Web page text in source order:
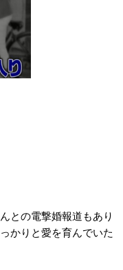
との電撃婚報道もあり
かりと愛を育んでいた